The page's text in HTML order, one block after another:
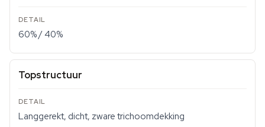
60% / 40%
Topstructuur
Langgerekt, dicht, zware trichoomdekking